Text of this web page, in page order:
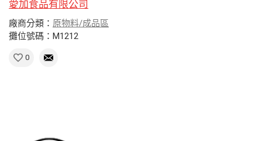
愛加食品有限公司
廠商分類： 原物料/成品區
攤位號碼：M1212
0